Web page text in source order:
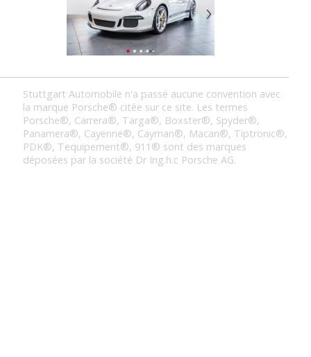
Stuttgart Automobile n'a passé aucune convention avec
la marque Porsche® citée sur ce site. Les termes
Porsche®, Carrera®, Targa®, Boxster®, Spyder®,
Panamera®, Cayenne®, Cayman®, Macan®, Tiptronic®,
PDK®, Tequipement®, 911® sont des marques
déposées par la société Dr Ing.h.c Porsche AG.